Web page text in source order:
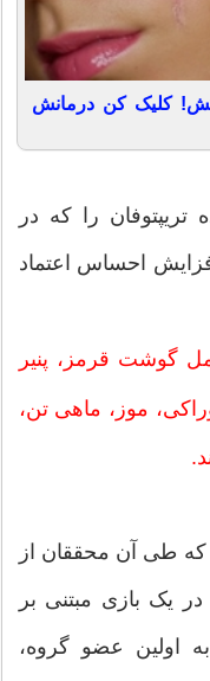
کلیک کن درمانش
را که در
احساس اعتماد
گوشت قرمز، پنیر
موز، ماهی تن،
طی آن محققان از
یک بازی مبتنی بر
اولین عضو گروه،